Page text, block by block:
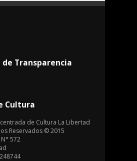
de Transparencia
Cultura
de Cultura La Libertad
Reservados © 2015
572